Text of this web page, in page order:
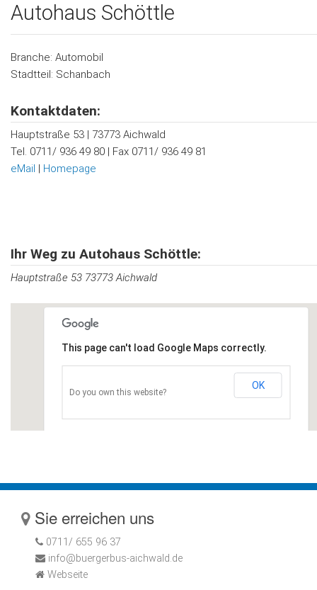
Fahrplan
Werbepartner
Kontakt
Autohaus Schöttle
Branche: Automobil
Stadtteil: Schanbach
Kontaktdaten:
Hauptstraße 53 | 73773 Aichwald
Tel. 0711/ 936 49 80 | Fax 0711/ 936 49 81
eMail
Homepage
Ihr Weg zu Autohaus Schöttle:
Hauptstraße 53 73773 Aichwald
This page can't load Google Maps correctly.
Do you own this website?
OK
Sie erreichen uns
0711/ 655 96 37
info@buergerbus-aichwald.de
Webseite